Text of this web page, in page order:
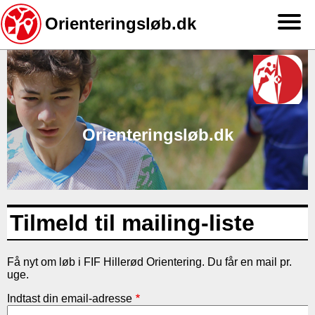
Gå
til
hovedindhold
Orienteringsløb.dk
Orienteringsløb.dk
Tilmeld til mailing-liste
Få nyt om løb i FIF Hillerød Orientering. Du får en mail pr.
uge.
Indtast din email-adresse